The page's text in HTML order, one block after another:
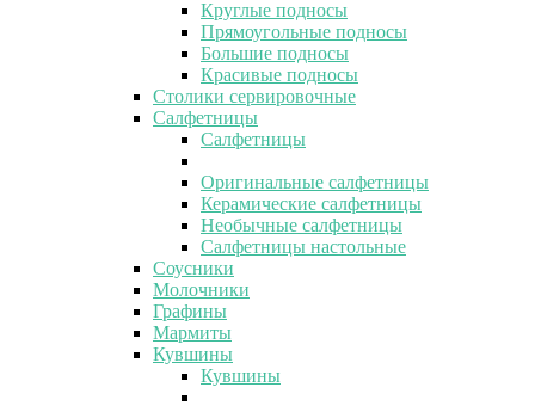
Круглые подносы
Прямоугольные подносы
Большие подносы
Красивые подносы
Столики сервировочные
Салфетницы
Салфетницы
Оригинальные салфетницы
Керамические салфетницы
Необычные салфетницы
Салфетницы настольные
Соусники
Молочники
Графины
Мармиты
Кувшины
Кувшины